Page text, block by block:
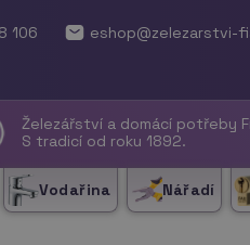
106 eshop@zelezarstvi-
Železářství a domácí potřeby
S tradicí od roku 1892.
Vodařina Nářadí